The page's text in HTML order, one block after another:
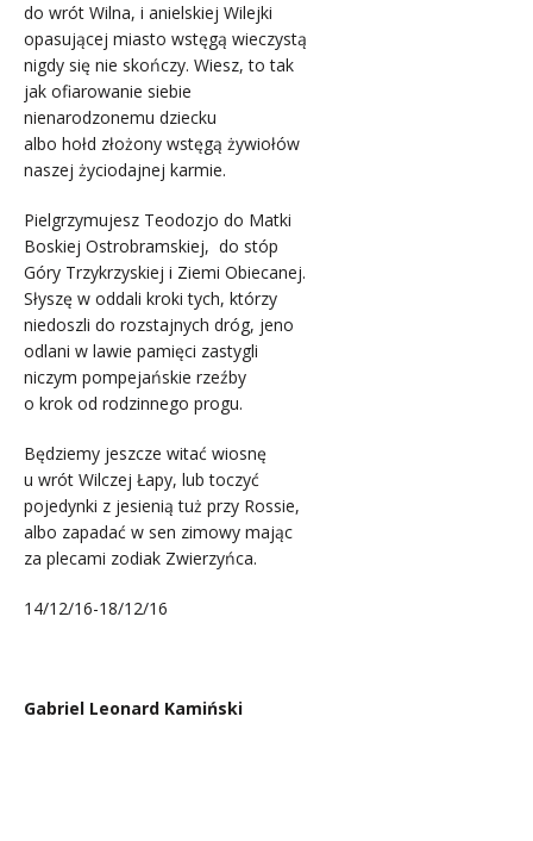
do wrót Wilna, i anielskiej Wilejki
opasującej miasto wstęgą wieczystą
nigdy się nie skończy. Wiesz, to tak
jak ofiarowanie siebie
nienarodzonemu dziecku
albo hołd złożony wstęgą żywiołów
naszej życiodajnej karmie.
Pielgrzymujesz Teodozjo do Matki
Boskiej Ostrobramskiej, do stóp
Góry Trzykrzyskiej i Ziemi Obiecanej.
Słyszę w oddali kroki tych, którzy
niedoszli do rozstajnych dróg, jeno
odlani w lawie pamięci zastygli
niczym pompejańskie rzeźby
o krok od rodzinnego progu.
Będziemy jeszcze witać wiosnę
u wrót Wilczej Łapy, lub toczyć
pojedynki z jesienią tuż przy Rossie,
albo zapadać w sen zimowy mając
za plecami zodiak Zwierzyńca.
14/12/16-18/12/16
Gabriel Leonard Kamiński